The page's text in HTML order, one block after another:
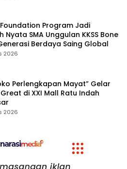
Foundation Program Jadi
Nyata SMA Unggulan KKSS Bone
Berdaya Saing Global
2026
Perlengkapan Mayat” Gelar
di XXI Mall Ratu Indah
2026